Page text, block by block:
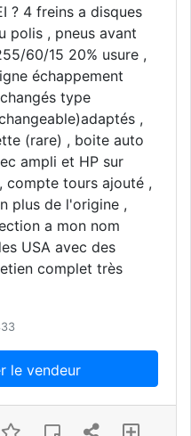
? 4 freins a disques
polis , pneus avant
60/15 20% usure ,
échappement
type
,
(rare) , boite auto
ampli et HP sur
compte tours ajouté ,
plus de l'origine ,
a mon nom
USA avec des
complet très
le vendeur